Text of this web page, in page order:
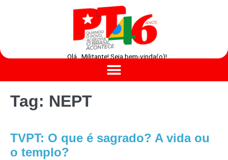
Olá , Militante! Seja bem-vinda(o)!
Tag: NEPT
TVPT: O que é sagrado? A vida ou
o templo?